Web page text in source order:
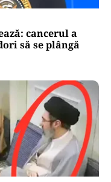
cancerul a
să se plângă